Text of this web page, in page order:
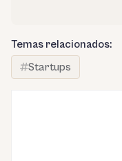
Temas relacionados:
Startups